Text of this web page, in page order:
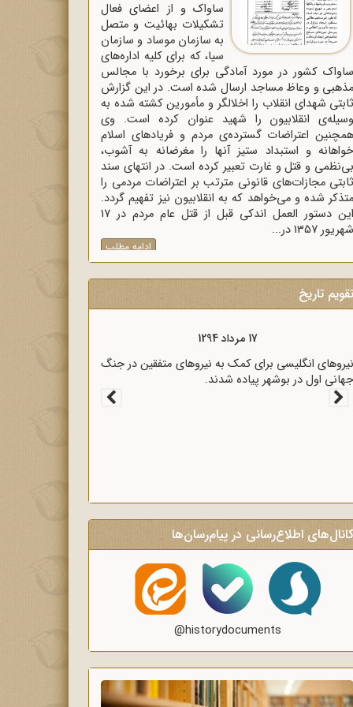
ساواک و از اعضای فعال
تشکیلات بهائیت و متصل
به سازمان موساد و سازمان
سیا، که برای کلیه اداره‌های
ساواک‌ کشور در مورد آمادگی برای برخورد با مجالس
مذهبی و وعاظ مساجد ارسال شده است. در این گزارش
ثابتی شهدای انقلاب را اخلالگر و مأمورین کشته شده به
وسیله‌ی انقلابیون را شهید عنوان کرده است. وی
همچنین اعتراضات گسترده‌ی مردم و فریادهای اسلام
خواهانه و استبداد ستیز آنها را مغرضانه به آشوب،
بی‌نظمی و قتل و غارت تعبیر کرده است. در انتهای سند
ثابتی مجازات‌های قانونی مترتب بر اعتراضات مردمی را
متذکر شده و می‌خواهد که به انقلابیون نیز تفهیم گردد.
این دستور العمل اندکی قبل از قتل عام مردم در 17
شهریور 1357 در...
ادامه مطلب
تقویم تاریخ
17 مرداد 1294
نیروهای انگلیسی برای کمک به نیروهای متفقین در جنگ
جهانی اول در بوشهر پیاده شدند.
کانال‌های اطلاع‌رسانی در پیام‌رسان‌ها
@historydocuments